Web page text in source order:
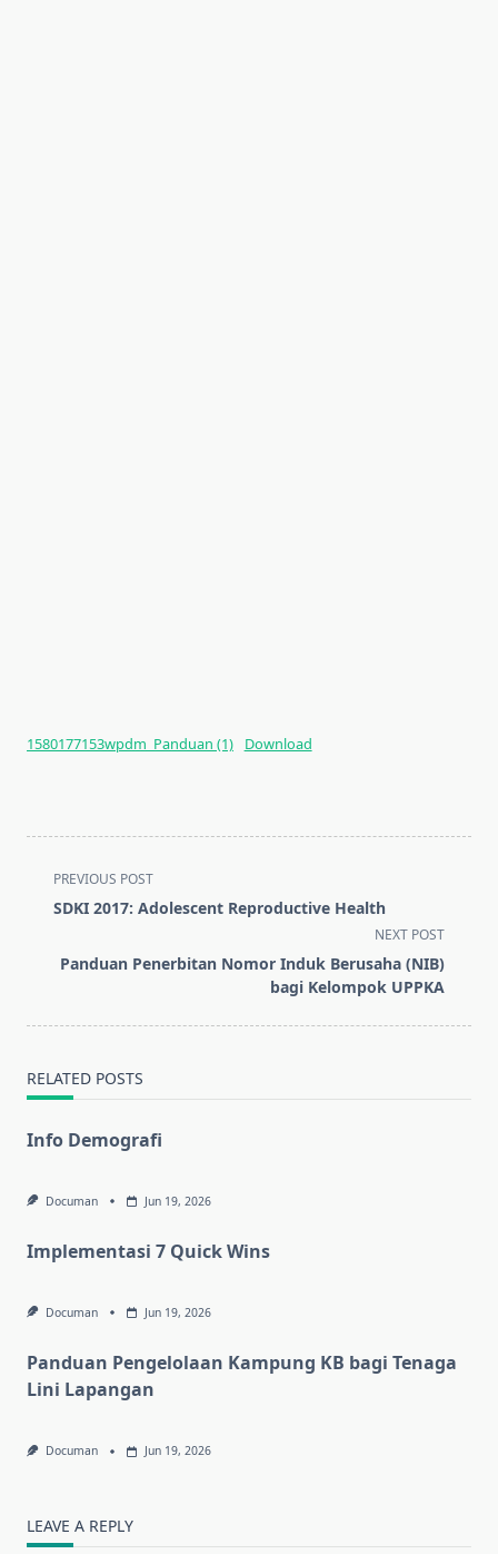
1580177153wpdm_Panduan (1) Download
<span
class="nav-
screen-
PREVIOUS POST
SDKI 2017: Adolescent Reproductive Health
NEXT POST
Panduan Penerbitan Nomor Induk Berusaha (NIB)
bagi Kelompok UPPKA
RELATED POSTS
Info Demografi
Documan Jun 19, 2026
Implementasi 7 Quick Wins
Documan Jun 19, 2026
Panduan Pengelolaan Kampung KB bagi Tenaga
Lini Lapangan
Documan Jun 19, 2026
LEAVE A REPLY